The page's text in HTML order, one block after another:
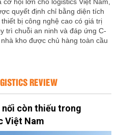
quyết định chỉ bằng diện tích
bị công nghệ cao có giá trị
trì chuỗi an ninh và đáp ứng C-
kho được chủ hàng toàn cầu
REVIEW
nối còn thiếu trong
Việt Nam